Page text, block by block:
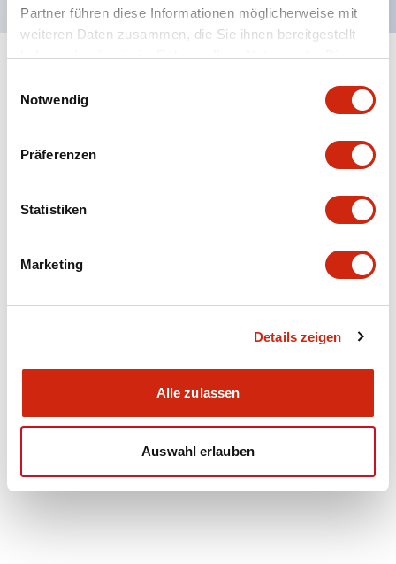
Partner führen diese Informationen möglicherweise mit
weiteren Daten zusammen, die Sie ihnen bereitgestellt
haben oder die sie im Rahmen Ihrer Nutzung der Dienste
Notwendig
Präferenzen
Statistiken
Marketing
Details zeigen
Alle zulassen
Auswahl erlauben
Certification Specifications
Environmental Specifications
Hardware Specifications
Mechanical Specifications
Performance Specifications
Shipping, Transportation and Warranty